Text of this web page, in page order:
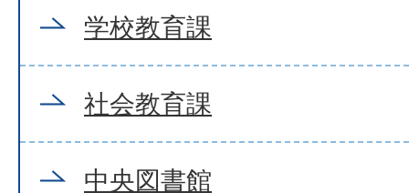
学校教育課
社会教育課
中央図書館